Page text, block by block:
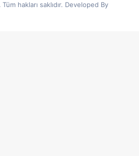
hakları saklıdır. Developed By